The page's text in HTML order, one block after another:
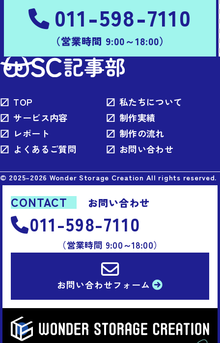
011-598-7110
（営業時間 9:00～18:00）
TOP
私たちについて
サービス内容
制作実績
レポート
制作の流れ
よくあるご質問
お問い合わせ
© 2025–2026 Wonder Storage Creation All rights reserved.
CONTACT お問い合わせ
011-598-7110
（営業時間 9:00～18:00）
お問い合わせフォーム